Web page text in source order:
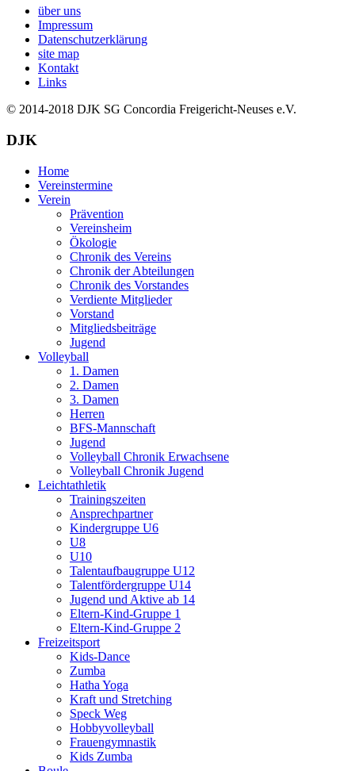
über uns
Impressum
Datenschutzerklärung
site map
Kontakt
Links
© 2014-2018 DJK SG Concordia Freigericht-Neuses e.V.
DJK
Home
Vereinstermine
Verein
Prävention
Vereinsheim
Ökologie
Chronik des Vereins
Chronik der Abteilungen
Chronik des Vorstandes
Verdiente Mitglieder
Vorstand
Mitgliedsbeiträge
Jugend
Volleyball
1. Damen
2. Damen
3. Damen
Herren
BFS-Mannschaft
Jugend
Volleyball Chronik Erwachsene
Volleyball Chronik Jugend
Leichtathletik
Trainingszeiten
Ansprechpartner
Kindergruppe U6
U8
U10
Talentaufbaugruppe U12
Talentfördergruppe U14
Jugend und Aktive ab 14
Eltern-Kind-Gruppe 1
Eltern-Kind-Gruppe 2
Freizeitsport
Kids-Dance
Zumba
Hatha Yoga
Kraft und Stretching
Speck Weg
Hobbyvolleyball
Frauengymnastik
Kids Zumba